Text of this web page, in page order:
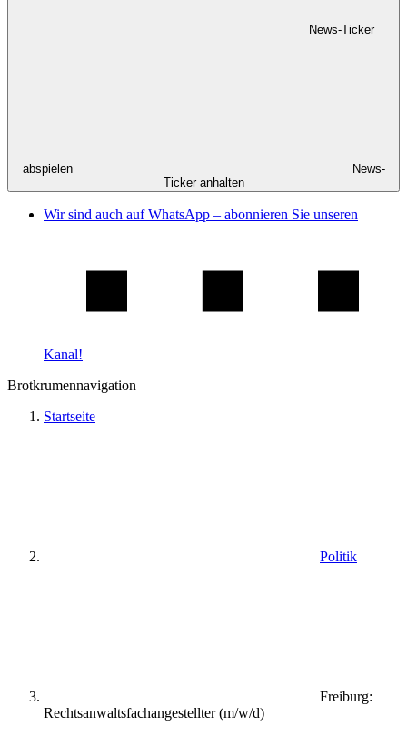
News-Ticker
abspielen
News-
Ticker anhalten
Wir sind auch auf WhatsApp – abonnieren Sie unseren
Kanal!
Brotkrumennavigation
Startseite
Politik
Freiburg:
Rechtsanwaltsfachangestellter (m/w/d)